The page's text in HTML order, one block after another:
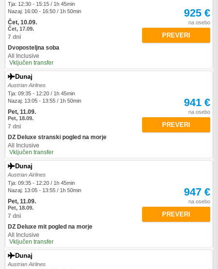
Tja: 12:30 - 15:15 / 1h 45min
Nazaj: 16:00 - 16:50 / 1h 50min
Čet, 10.09.
Čet, 17.09.
7 dni
Dvoposteljna soba
All Inclusive
Vključen transfer
925 €
na osebo
PREVERI
Dunaj
Austrian Airlines
Tja: 09:35 - 12:20 / 1h 45min
Nazaj: 13:05 - 13:55 / 1h 50min
Pet, 11.09.
Pet, 18.09.
7 dni
DZ Deluxe stranski pogled na morje
All Inclusive
Vključen transfer
941 €
na osebo
PREVERI
Dunaj
Austrian Airlines
Tja: 09:35 - 12:20 / 1h 45min
Nazaj: 13:05 - 13:55 / 1h 50min
Pet, 11.09.
Pet, 18.09.
7 dni
DZ Deluxe mit pogled na morje
All Inclusive
Vključen transfer
947 €
na osebo
PREVERI
Dunaj
Austrian Airlines